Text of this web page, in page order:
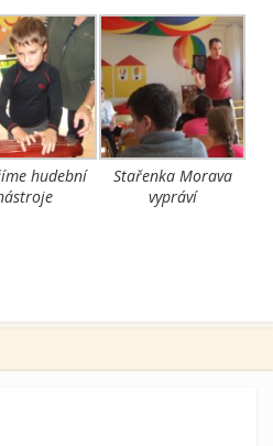
hudební
Stařenka Morava
vypráví